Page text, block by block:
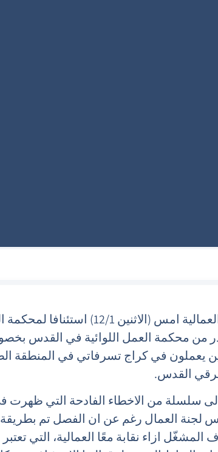
قدمت نقابة معا العمالية امس
من محكمة العمل اللوائية في القدس
يعملون في كراج تسرفاتي في المنطقة
القدس.
سلسلة من الاخطاء الفادحة التي ظهرت
لجنة العمال رغم عن ان الفصل تم
ازاء نقابة معًا العمالية، التي